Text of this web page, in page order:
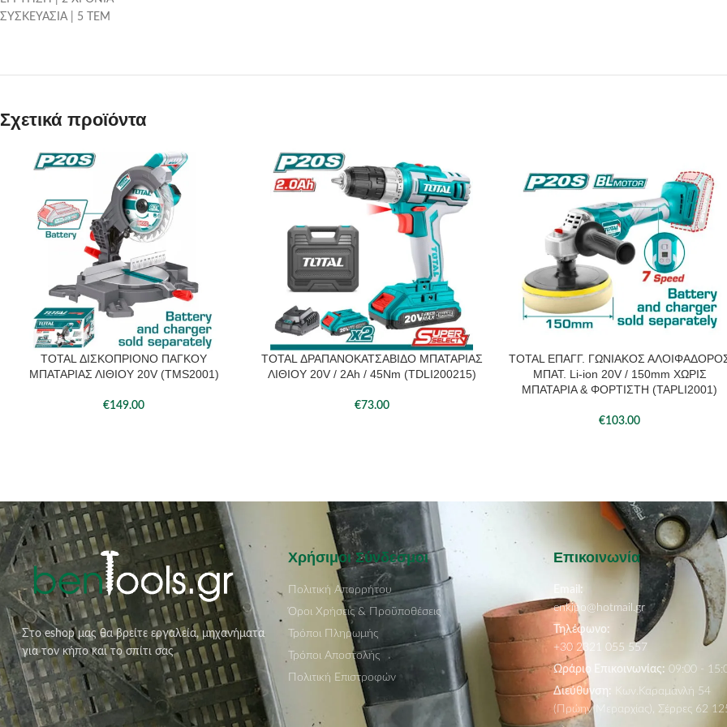
ΣΥΣΚΕΥΑΣΙΑ | 5 ΤΕΜ
Σχετικά προϊόντα
TOTAL ΔΙΣΚΟΠΡΙΟΝΟ ΠΑΓΚΟΥ
ΜΠΑΤΑΡΙΑΣ ΛΙΘΙΟΥ 20V (TMS2001)
€149.00
TOTAL ΔΡΑΠΑΝΟΚΑΤΣΑΒΙΔΟ ΜΠΑΤΑΡΙΑΣ
ΛΙΘΙΟΥ 20V / 2Ah / 45Nm (TDLI200215)
€73.00
TOTAL ΕΠΑΓΓ. ΓΩΝΙΑΚΟΣ
ΜΠΑΤ. Li-ion 20V / 150mm ΧΩΡΙΣ
ΜΠΑΤΑΡΙΑ & ΦΟΡΤΙΣΤΗ (TAPLI2001)
€103.00
Στο eshop μας θα βρείτε εργαλεία, μηχανήματα
για τον κήπο και το σπίτι σας
Χρήσιμοι Σύνδεσμοι
Πολιτική Απορρήτου
Όροι Χρήσεις & Προϋποθέσεις
Τρόποι Πληρωμής
Τρόποι Αποστολής
Πολιτική Επιστροφών
Επικοινωνία
Email:
enkipo@hotmail.gr
Τηλέφωνο:
+30 2321 055 557
Ωράριο Επικοινωνίας: 09:00 -
Διεύθυνση:
Κων.Καραμανλή 54
(Πρώην Μεραρχίας), Σέρρες 62